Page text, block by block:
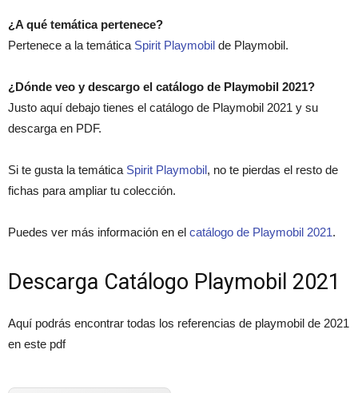
¿A qué temática pertenece?
Pertenece a la temática Spirit Playmobil de Playmobil.
¿Dónde veo y descargo el catálogo de Playmobil 2021?
Justo aquí debajo tienes el catálogo de Playmobil 2021 y su
descarga en PDF.
Si te gusta la temática Spirit Playmobil, no te pierdas el resto de
fichas para ampliar tu colección.
Puedes ver más información en el catálogo de Playmobil 2021.
Descarga Catálogo Playmobil 2021
Aquí podrás encontrar todas los referencias de playmobil de 2021
en este pdf